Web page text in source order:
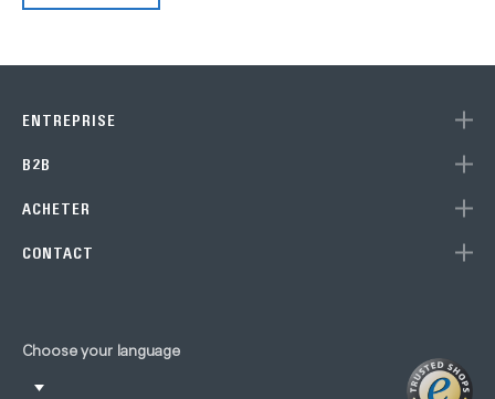
ENTREPRISE
B2B
ACHETER
CONTACT
Choose your language